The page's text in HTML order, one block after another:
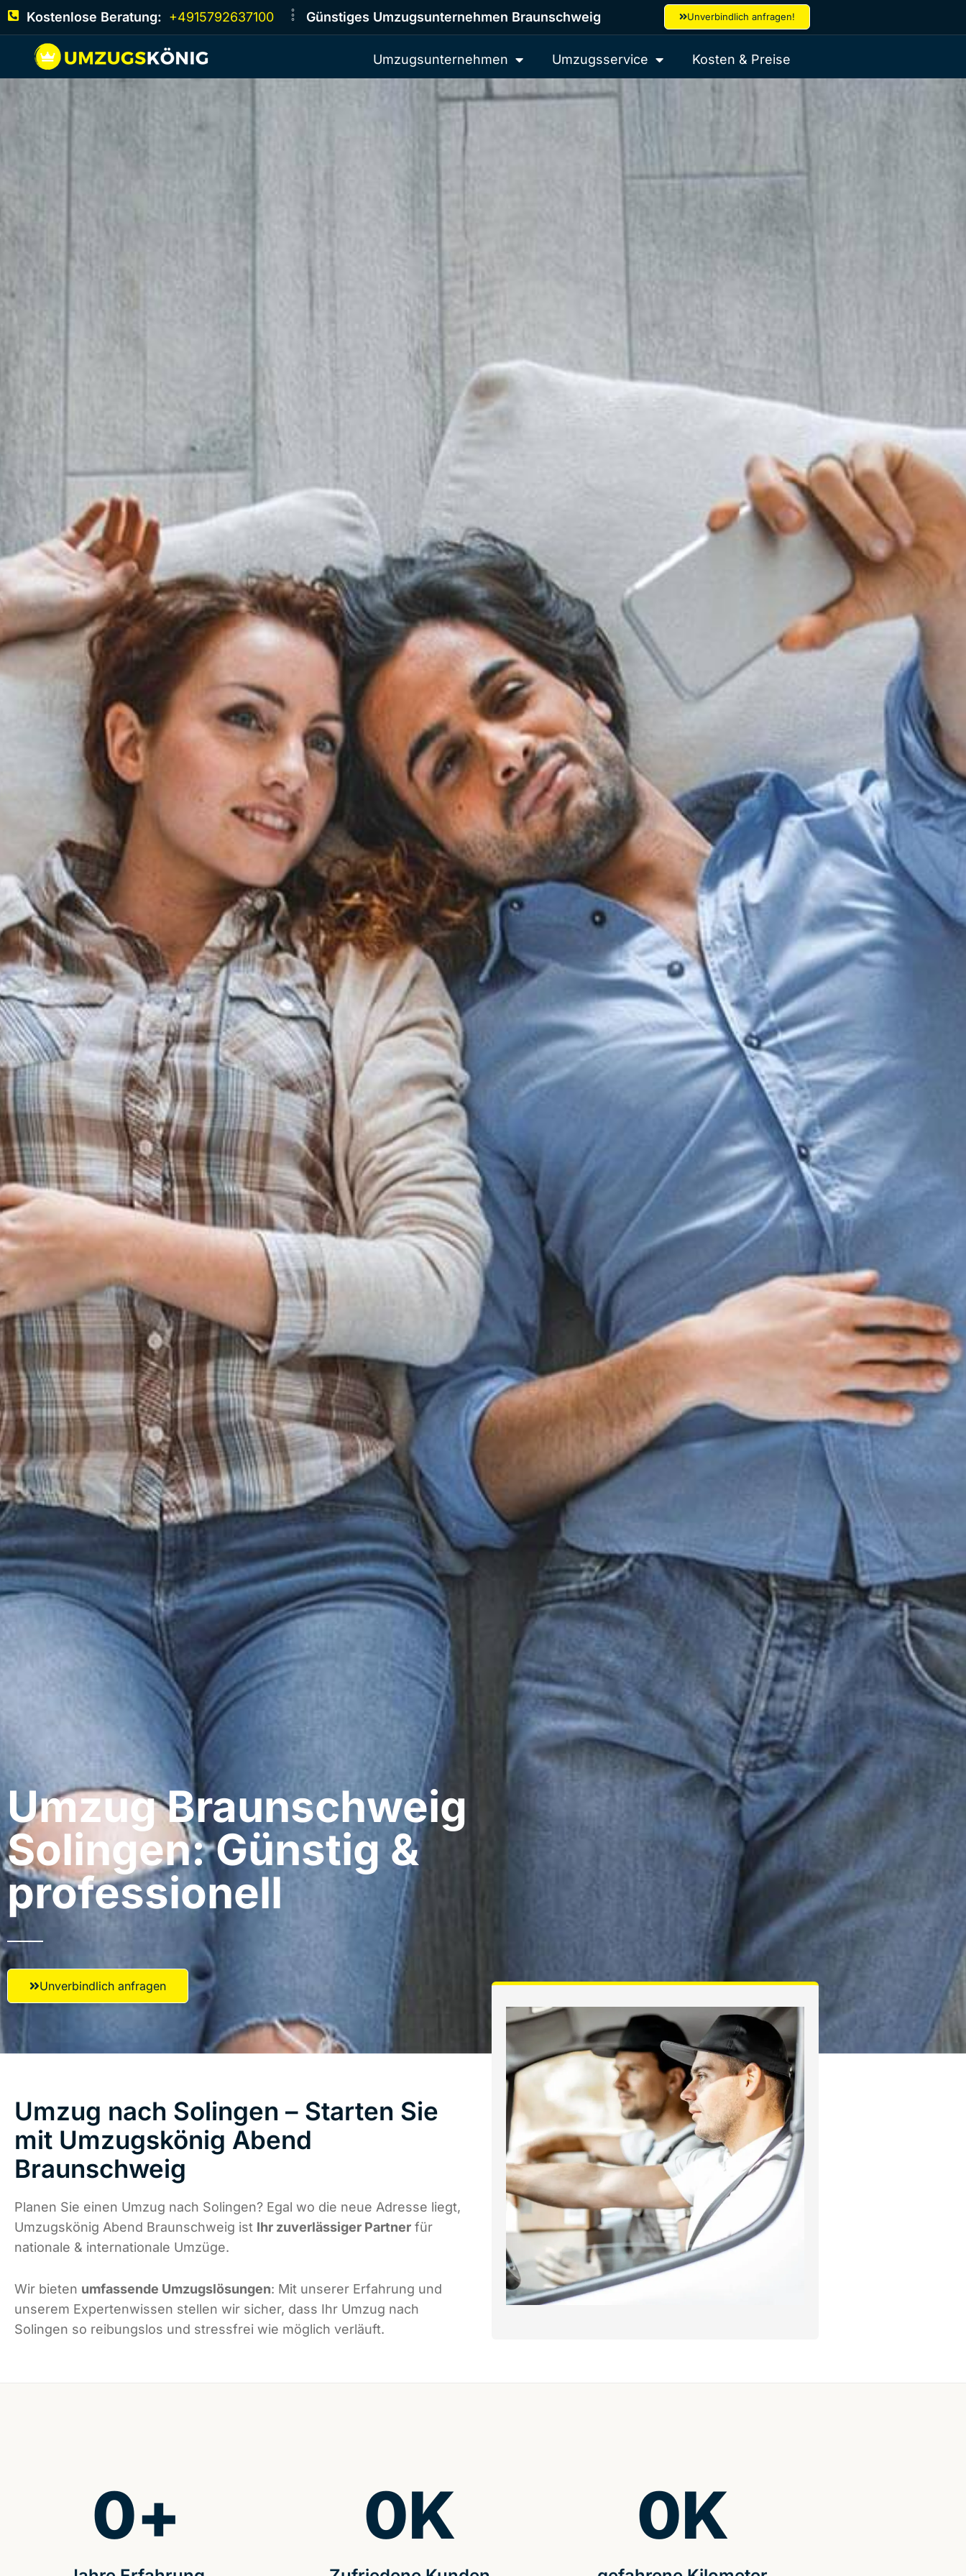
Kostenlose Beratung: +4915792637100 Günstiges Umzugsunternehmen Braunschweig Unverbindlich anfragen!
Umzugsunternehmen Umzugsservice Kosten & Preise
Umzug Braunschweig​
Solingen: Günstig &
professionell​
Unverbindlich anfragen
Umzug nach Solingen – Starten Sie
mit Umzugskönig Abend
Braunschweig
Planen Sie einen Umzug nach Solingen? Egal wo die neue Adresse liegt,
Umzugskönig Abend Braunschweig ist Ihr zuverlässiger Partner für
nationale & internationale Umzüge.
Wir bieten umfassende Umzugslösungen: Mit unserer Erfahrung und
unserem Expertenwissen stellen wir sicher, dass Ihr Umzug nach
Solingen so reibungslos und stressfrei wie möglich verläuft.
0+ 0K 0K